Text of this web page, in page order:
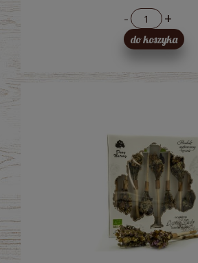
- +
do koszyka